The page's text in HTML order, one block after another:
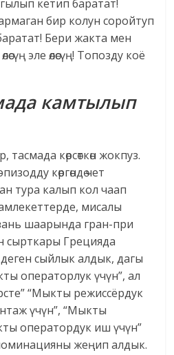
кетип баратат!
бир колун соройтуп
Бери жакта мен
эле өлөсүң! Топозду коё
камтылып
көрсөткөн жокпуз.
көргөндө чет
тура калып кол чаап
мисалы
шаарында гран-при
сырткары Грецияда
сыйлык алдык, дагы
операторлук үчүн”, ал
“Мыкты режиссёрдук
үчүн”, “Мыкты
оператордук иш үчүн”
жеңип алдык.